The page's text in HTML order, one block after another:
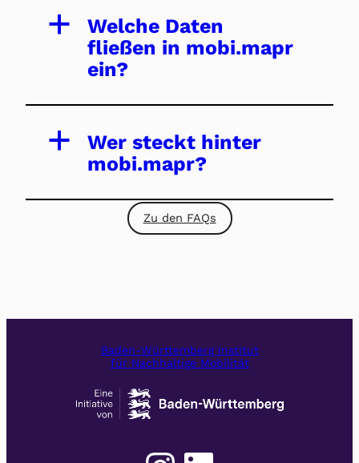
a
Welche Daten
fließen in mobi.mapr
ein?
a
Wer steckt hinter
mobi.mapr?
Zu den FAQs
Baden-Württemberg Institut
für Nachhaltige Mobilität